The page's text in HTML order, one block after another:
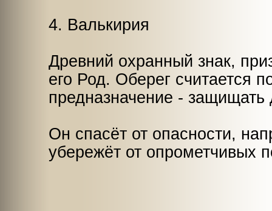
4. Валькирия
Древний охранный знак,
его Род. Оберег считается
предназначение -
Он спасёт от опасности,
убережёт от опрометчивых